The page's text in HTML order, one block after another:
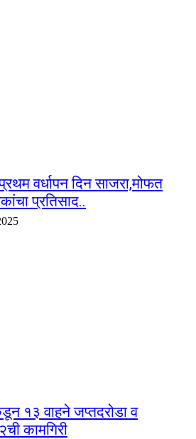
वर्धापन दिन साजरा,मोफत
प्रतिसाद..
१३ वाहने जप्तदरोडा व
कामगिरी